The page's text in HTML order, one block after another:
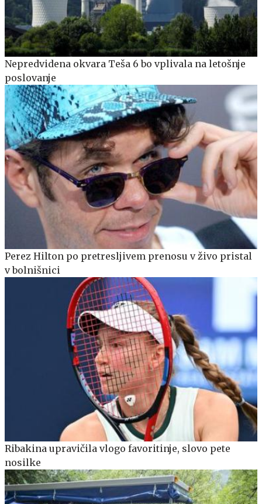
Nepredvidena okvara Teša 6 bo vplivala na letošnje
poslovanje
Perez Hilton po pretresljivem prenosu v živo pristal
v bolnišnici
Ribakina upravičila vlogo favoritinje, slovo pete
nosilke